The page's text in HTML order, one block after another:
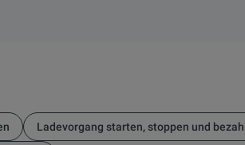
Ladevorgang starten, stoppen und